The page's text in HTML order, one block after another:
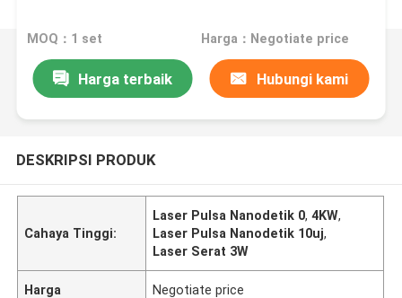
MOQ：1 set Harga：Negotiate price
Harga terbaik Hubungi kami
DESKRIPSI PRODUK
Cahaya Tinggi:
Laser Pulsa Nanodetik 0,4KW,
Laser Pulsa Nanodetik 10uj,
Laser Serat 3W
Harga Negotiate price